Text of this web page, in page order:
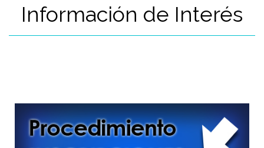
Información de Interés